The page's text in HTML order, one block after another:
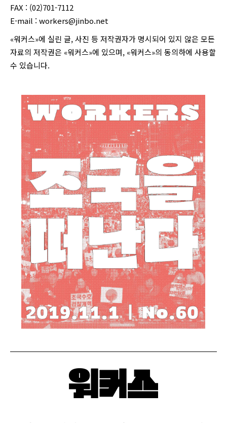
FAX : (02)701-7112
E-mail : workers@jinbo.net
«워커스»에 실린 글, 사진 등 저작권자가 명시되어 있지 않은 모든
자료의 저작권은 «워커스»에 있으며, «워커스»의 동의하에 사용할
수 있습니다.